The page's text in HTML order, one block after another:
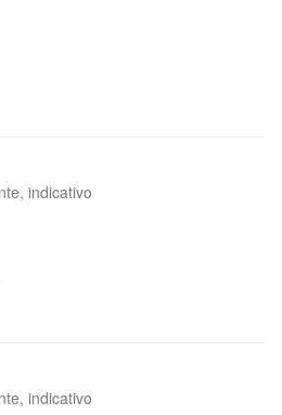
indicativo
indicativo